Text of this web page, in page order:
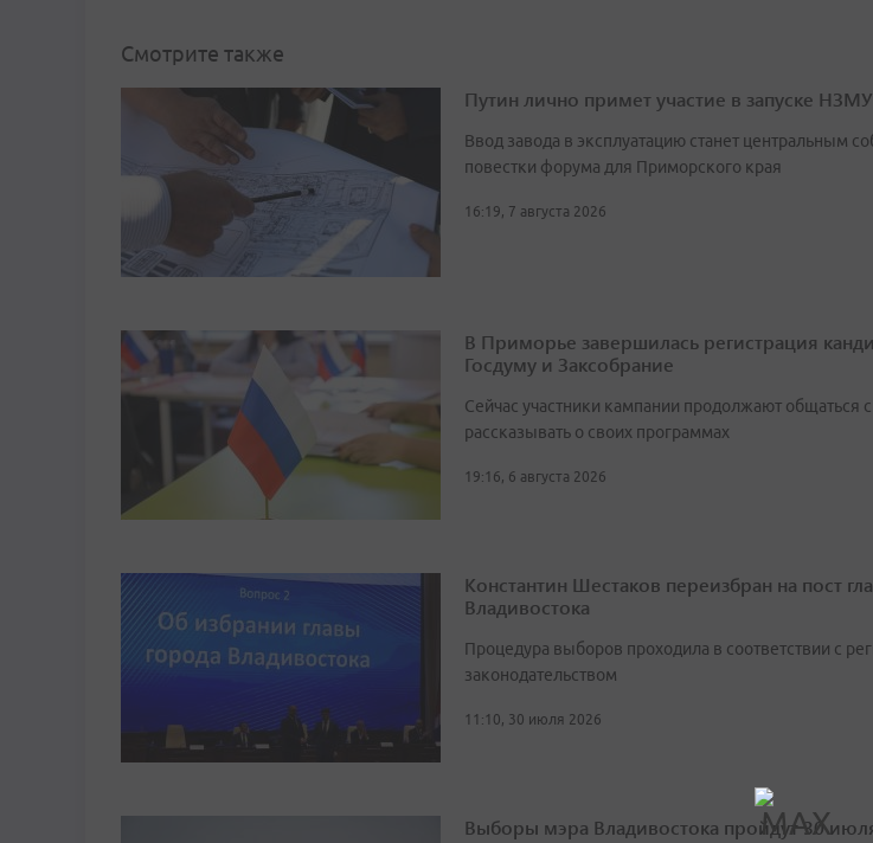
Смотрите также
Путин лично примет участие в запуске
Ввод завода в эксплуатацию станет центральным
повестки форума для Приморского края
16:19, 7 августа 2026
В Приморье завершилась регистрация
Госдуму и Заксобрание
Сейчас участники кампании продолжают общаться
рассказывать о своих программах
19:16, 6 августа 2026
Константин Шестаков переизбран на пост
Владивостока
Процедура выборов проходила в соответствии с
законодательством
11:10, 30 июля 2026
Выборы мэра Владивостока пройдут 30